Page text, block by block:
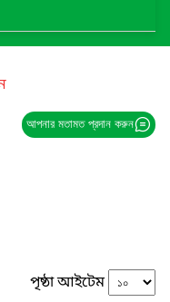
আপনার মতামত প্রদান করুন
পৃষ্ঠা আইটেম